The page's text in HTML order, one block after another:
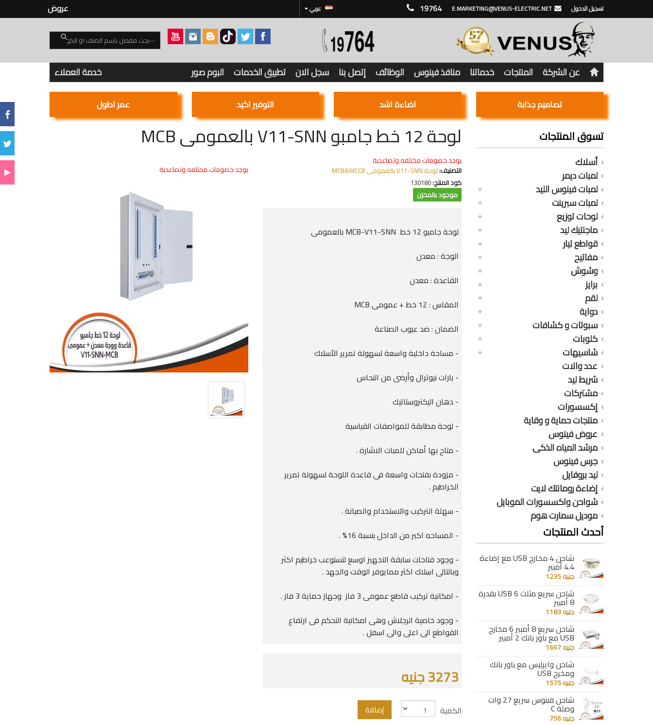
19764 E.MARKETING@VENUS-ELECTRIC.NET تسجيل الدخول عربي عروض
عن الشركة المنتجات خدماتنا منافذ فينوس الوظائف إتصل بنا سجل الان تطبيق الخدمات البوم صور خدمة العملاء
تصاميم جذابة اضاءة اشد التوفير اكيد عمر اطول
تسوق المنتجات
أسلاك
لمبات ديمر
لمبات فينوس الليد
لمبات سبرينت
لوحات توزيع
ماجنتيك ليد
قواطع تيار
مفاتيح
وشوش
برايز
لقم
دواية
سبوتات و كشافات
كلوبات
شاسيهات
عدد والات
شريط ليد
مشتركات
إكسسورات
منتجات حماية و وقاية
عروض فينوس
مرشد المياه الذكى
جرس فينوس
ليد بروفايل
إضاءة رومانتك لايت
شواحن واكسسورات الموبايل
موديل سمارت هوم
أحدث المنتجات
شاحن 4 مخارج USB مع إضاءة
4.4 أمبير
جنيه 1235
شاحن سريع مثلث 6 USB بقدرة
8 أمبير
جنيه 1183
شاحن سريع 8 أمبير 6 مخارج
USB مع باور بانك 2 أمبير
جنيه 1667
شاحن وايرليس مع باور بانك
ومخرج USB
جنيه 1575
شاحن فينوس سريع 27 وات
وصلة C
جنيه 756
لوحة 12 خط جامبو V11-SNN بالعمومى MCB
يوجد خصومات مختلفه وتصاعدية
التصنيف:لوحة V11-SNN بالعمومى MCB&MCCB
كود المنتج:130180
موجود بالمخزن
لوحة جامبو 12 خط MCB-V11-SNN بالعمومى
الوجة : معدن
القاعدة : معدن
المقاس : 12 خط + عمومى MCB
الضمان : ضد عيوب الصناعة
- مساحة داخلية واسعة لسهولة تمرير الأسلاك
- بارات نيوترال وأرضى من النحاس
- دهان اليكتروستاتيك
- لوحة مطابقة للمواصفات القياسية
- متاح بها أماكن للمبات الاشارة .
- مزودة بفتحات واسعة فى قاعدة اللوحة لسهولة تمرير
الخراطيم .
- سهلة التركيب والاستخدام والصيانة .
- المساحه اكبر من الداخل بنسبة 16% .
- وجود فتاحات سابقة التجهيز اوسع لتستوعب خراطيم اكثر
وبالتالى اسلاك اكثر ممايوفر الوقت والجهد .
- امكانية تركيب قاطع عمومى 3 فاز وجهاز حماية 3 فاز .
- وجود خاصية الرجلاش وهى امكانية التحكم فى ارتفاع
القواطع الى اعلى والى اسفل .
3273 جنيه
الكمية إضافة
يوجد خصومات مختلفه وتصاعدية